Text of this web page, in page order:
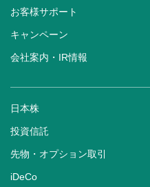
お客様サポート
キャンペーン
会社案内・IR情報
日本株
投資信託
先物・オプション取引
iDeCo